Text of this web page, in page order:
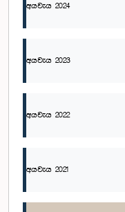
අයවැය 2024
අයවැය 2023
අයවැය 2022
අයවැය 2021